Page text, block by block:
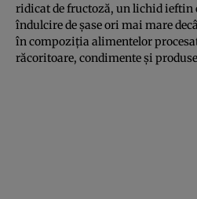
ridicat de fructoză, un lichid ieftin
îndulcire de şase ori mai mare
în compoziţia alimentelor
răcoritoare, condimente şi